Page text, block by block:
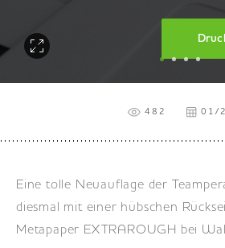
482 01/
Eine tolle Neuauflage der
diesmal mit einer hübschen
Metapaper EXTRAROUGH bei